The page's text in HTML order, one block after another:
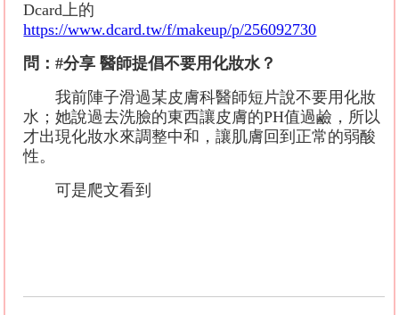
Dcard上的
https://www.dcard.tw/f/makeup/p/256092730
問：#分享 醫師提倡不要用化妝水？
我前陣子滑過某皮膚科醫師短片說不要用化妝
水；她說過去洗臉的東西讓皮膚的PH值過鹼，所以
才出現化妝水來調整中和，讓肌膚回到正常的弱酸
性。
可是爬文看到